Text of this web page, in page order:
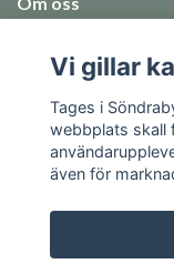
Emballage
Sociala medier
Vi gillar
Tages i
webbplats skall
även för